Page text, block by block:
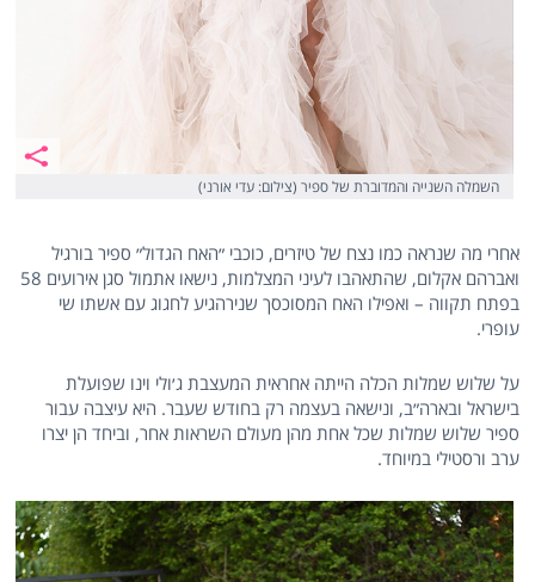
השמלה השנייה והמדוברת של ספיר (צילום: עדי אורני)
אחרי מה שנראה כמו נצח של טיזרים, כוכבי ״האח הגדול״ ספיר בורגיל
ואברהם אקלום, שהתאהבו לעיני המצלמות, נישאו אתמול סגן אירועים 58
בפתח תקווה – ואפילו האח המסוכסך שנירהגיע לחגוג עם אשתו שי
עופרי.
על שלוש שמלות הכלה הייתה אחראית המעצבת ג׳ולי וינו שפועלת
בישראל ובארה״ב, ונישאה בעצמה רק בחודש שעבר. היא עיצבה עבור
ספיר שלוש שמלות שכל אחת מהן מעולם השראות אחר, וביחד הן יצרו
ערב ורסטילי במיוחד.